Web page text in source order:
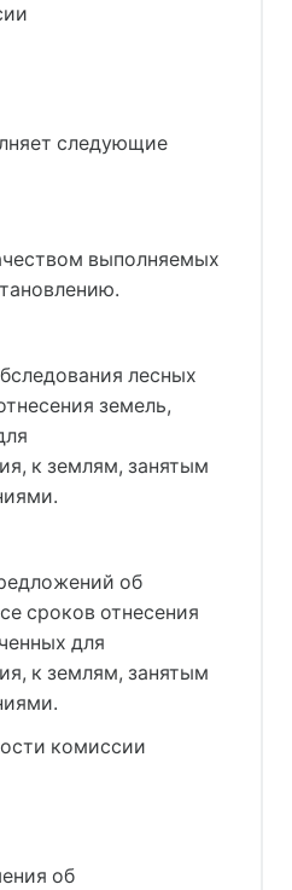
следующие
выполняемых
лесных
земель,
к землям, занятым
об
сроков отнесения
для
к землям, занятым
комиссии
об